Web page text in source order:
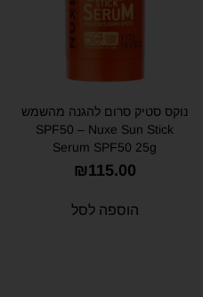
נוקס סטיק סרום להגנה מהשמש
SPF50 – Nuxe Sun Stick
Serum SPF50 25g
₪115.00
הוספה לסל